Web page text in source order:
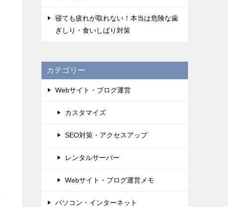
寝ても疲れが取れない！本当は危険な歯
ぎしり・食いしばり対策
カテゴリー
Webサイト・ブログ運営
カスタマイズ
SEO対策・アクセスアップ
レンタルサーバー
Webサイト・ブログ運営メモ
パソコン・インターネット